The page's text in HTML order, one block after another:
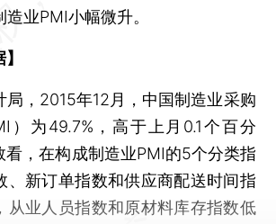
业PMI小幅微升。
，2015年12月，中国制造业采购
）为49.7%，高于上月0.1个百分
看，在构成制造业PMI的5个分类指
、新订单指数和供应商配送时间指
从业人员指数和原材料库存指数低